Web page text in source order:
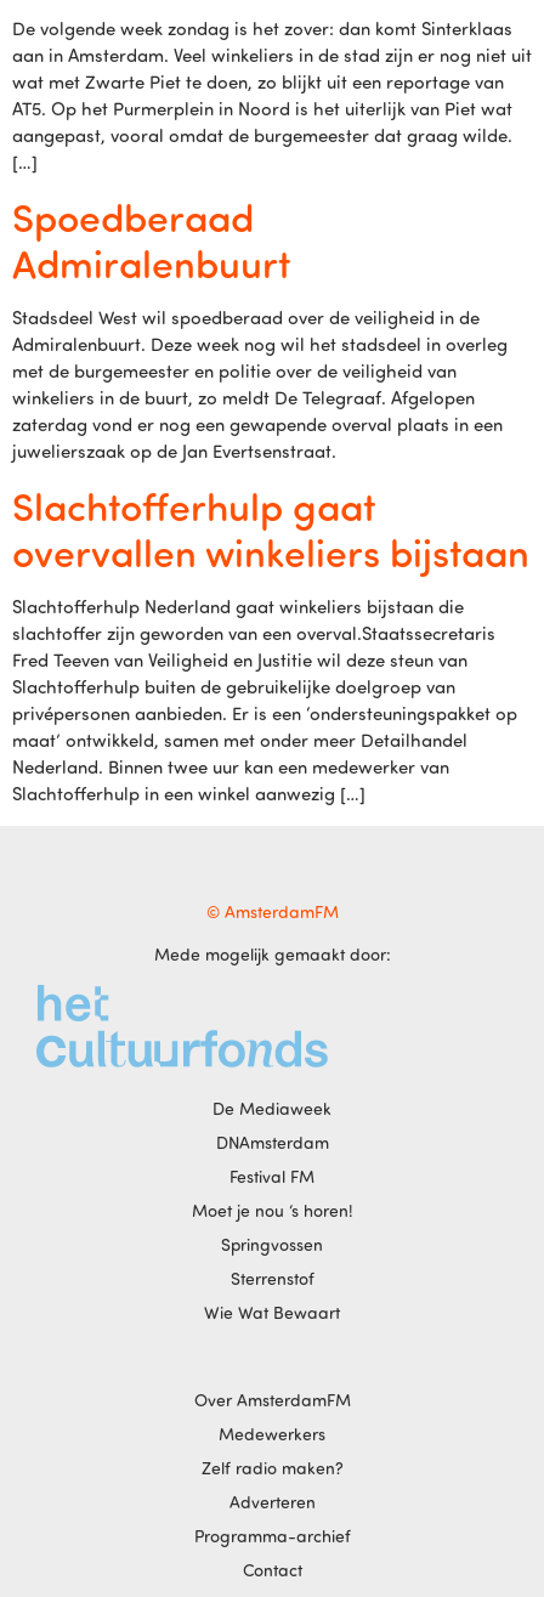
De volgende week zondag is het zover: dan komt Sinterklaas
aan in Amsterdam. Veel winkeliers in de stad zijn er nog niet uit
wat met Zwarte Piet te doen, zo blijkt uit een reportage van
AT5. Op het Purmerplein in Noord is het uiterlijk van Piet wat
aangepast, vooral omdat de burgemeester dat graag wilde.
[…]
Spoedberaad
Admiralenbuurt
Stadsdeel West wil spoedberaad over de veiligheid in de
Admiralenbuurt. Deze week nog wil het stadsdeel in overleg
met de burgemeester en politie over de veiligheid van
winkeliers in de buurt, zo meldt De Telegraaf. Afgelopen
zaterdag vond er nog een gewapende overval plaats in een
juwelierszaak op de Jan Evertsenstraat.
Slachtofferhulp gaat
overvallen winkeliers bijstaan
Slachtofferhulp Nederland gaat winkeliers bijstaan die
slachtoffer zijn geworden van een overval.Staatssecretaris
Fred Teeven van Veiligheid en Justitie wil deze steun van
Slachtofferhulp buiten de gebruikelijke doelgroep van
privépersonen aanbieden. Er is een ‘ondersteuningspakket op
maat’ ontwikkeld, samen met onder meer Detailhandel
Nederland. Binnen twee uur kan een medewerker van
Slachtofferhulp in een winkel aanwezig […]
© AmsterdamFM
Mede mogelijk gemaakt door:
De Mediaweek
DNAmsterdam
Festival FM
Moet je nou ‘s horen!
Springvossen
Sterrenstof
Wie Wat Bewaart
Over AmsterdamFM
Medewerkers
Zelf radio maken?
Adverteren
Programma-archief
Contact